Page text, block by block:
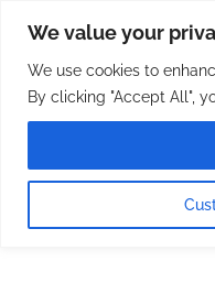
We value your
We use cookies to
By clicking "Accept All",
content